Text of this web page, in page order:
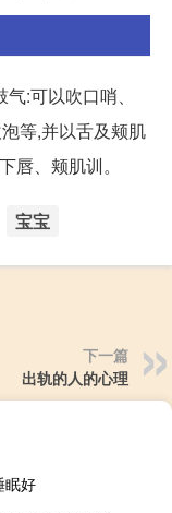
:可以吹口哨、
等,并以舌及颊肌
唇、颊肌训。
宝宝
下一篇
出轨的人的心理
眠好